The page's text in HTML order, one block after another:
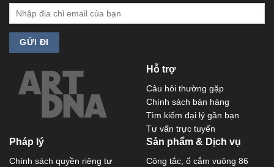
Hỗ trợ
Câu hỏi thường gặp
Chính sách bán hàng
Tìm kiếm đại lý gần bạn
Tư vấn trực tuyến
Pháp lý
Chính sách quyền riêng tư
Sản phẩm & Dịch vụ
Công tắc, ổ cắm vuông 86